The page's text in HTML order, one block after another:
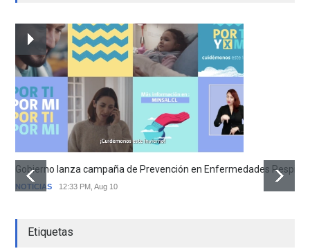
Gobierno lanza campaña de Prevención en Enfermedades
NOTICIAS 12:33 PM, Aug 10
Etiquetas